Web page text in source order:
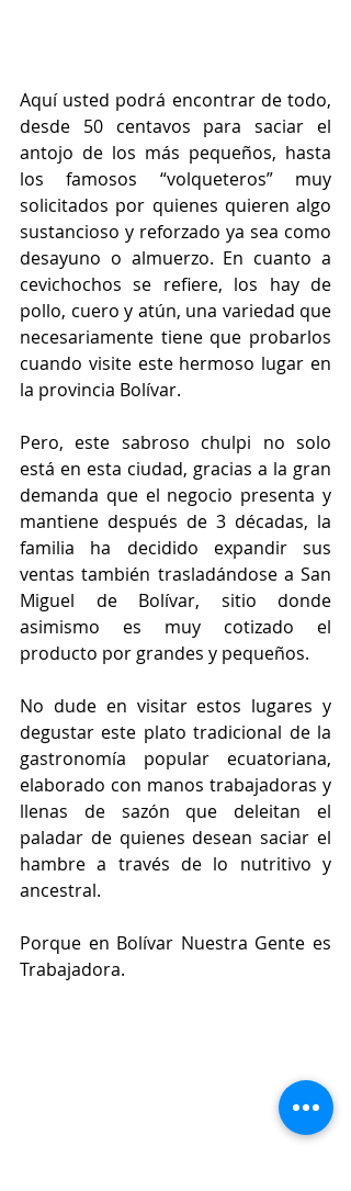
Aquí usted podrá encontrar de todo,
desde 50 centavos para saciar el
antojo de los más pequeños, hasta
los famosos “volqueteros” muy
solicitados por quienes quieren algo
sustancioso y reforzado ya sea como
desayuno o almuerzo. En cuanto a
cevichochos se refiere, los hay de
pollo, cuero y atún, una variedad que
necesariamente tiene que probarlos
cuando visite este hermoso lugar en
la provincia Bolívar.
Pero, este sabroso chulpi no solo
está en esta ciudad, gracias a la gran
demanda que el negocio presenta y
mantiene después de 3 décadas, la
familia ha decidido expandir sus
ventas también trasladándose a San
Miguel de Bolívar, sitio donde
asimismo es muy cotizado el
producto por grandes y pequeños.
No dude en visitar estos lugares y
degustar este plato tradicional de la
gastronomía popular ecuatoriana,
elaborado con manos trabajadoras y
llenas de sazón que deleitan el
paladar de quienes desean saciar el
hambre a través de lo nutritivo y
ancestral.
Porque en Bolívar Nuestra Gente es
Trabajadora.